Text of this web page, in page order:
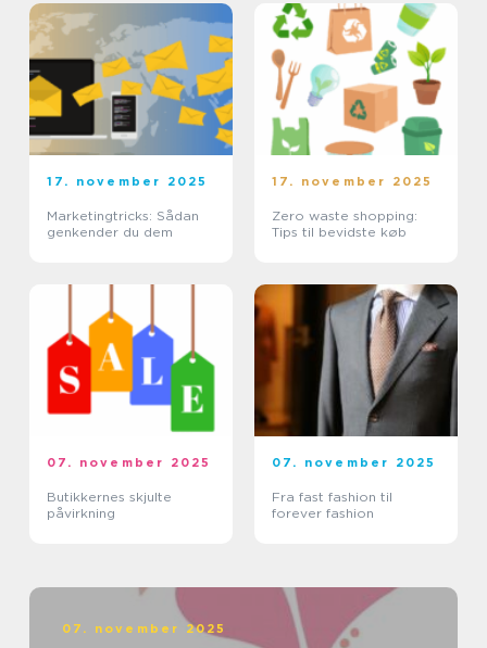
17. november 2025
Marketingtricks: Sådan
genkender du dem
17. november 2025
Zero waste shopping:
Tips til bevidste køb
07. november 2025
Butikkernes skjulte
påvirkning
07. november 2025
Fra fast fashion til
forever fashion
07. november 2025